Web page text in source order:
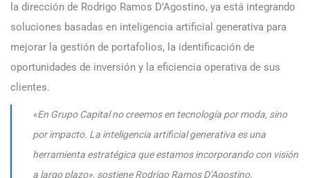
la dirección de Rodrigo Ramos D’Agostino, ya está integrando
soluciones basadas en inteligencia artificial generativa para
mejorar la gestión de portafolios, la identificación de
oportunidades de inversión y la eficiencia operativa de sus
clientes.
«En Grupo Capital no creemos en tecnología por moda, sino
por impacto. La inteligencia artificial generativa es una
herramienta estratégica que estamos incorporando con visión
a largo plazo», sostiene Rodrigo Ramos D’Agostino.